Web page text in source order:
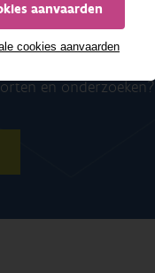
aanvaarden
cookies aanvaarden
en onderzoeken?